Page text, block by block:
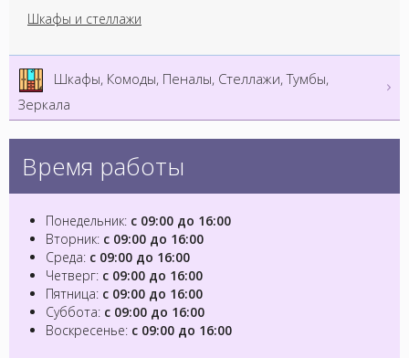
Шкафы и стеллажи
Шкафы, Комоды, Пеналы, Стеллажи, Тумбы,
Зеркала
Время работы
Понедельник: с 09:00 до 16:00
Вторник: с 09:00 до 16:00
Среда: с 09:00 до 16:00
Четверг: с 09:00 до 16:00
Пятница: с 09:00 до 16:00
Суббота: с 09:00 до 16:00
Воскресенье: с 09:00 до 16:00